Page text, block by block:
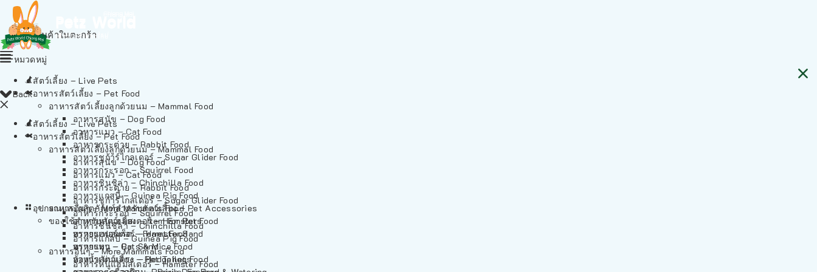
ไม่มีสินค้าในตะกร้า
Back
สัตว์เลี้ยง – Live Pets
อาหารสัตว์เลี้ยง – Pet Food
อาหารสัตว์เลี้ยงลูกด้วยนม – Mammal Food
อาหารสุนัข – Dog Food
อาหารแมว – Cat Food
อาหารกระต่าย – Rabbit Food
อาหารชูก้าร์ไกลเดอร์ – Sugar Glider Food
อาหารกระรอก – Squirrel Food
อาหารชินชิล่า – Chinchilla Food
อาหารแกสบี้ – Guinea Pig Food
อาหารอื่นๆ – More Mammals Food
อาหารหนูแฮมสเตอร์ – Hamster Food
หมวดหมู่
สัตว์เลี้ยง – Live Pets
อาหารสัตว์เลี้ยง – Pet Food
อาหารสัตว์เลี้ยงลูกด้วยนม – Mammal Food
อาหารสุนัข – Dog Food
อาหารแมว – Cat Food
อาหารกระต่าย – Rabbit Food
อาหารชูก้าร์ไกลเดอร์ – Sugar Glider Food
อาหารกระรอก – Squirrel Food
อาหารชินชิล่า – Chinchilla Food
อาหารแกสบี้ – Guinea Pig Food
อาหารอื่นๆ – More Mammals Food
อาหารหนูแฮมสเตอร์ – Hamster Food
อาหารเฟอร์เร็ต – Ferret Food
อาหารหนู – Rats & Mice Food
อาหารเม่นแคระ – Hedgehog Food
อุปกรณและผลิตภัณฑ์สำหรับสัตว์เลี้ยง – Pet Accessories
ของใช้สำหรับสัตว์เลี้ยง – Item For Pets
ทรายแฮมสเตอร์ – Hamster Sand
ทรายแมว – Cat Sand
ห้องน้ำสัตว์เลี้ยง – Pet Toilets